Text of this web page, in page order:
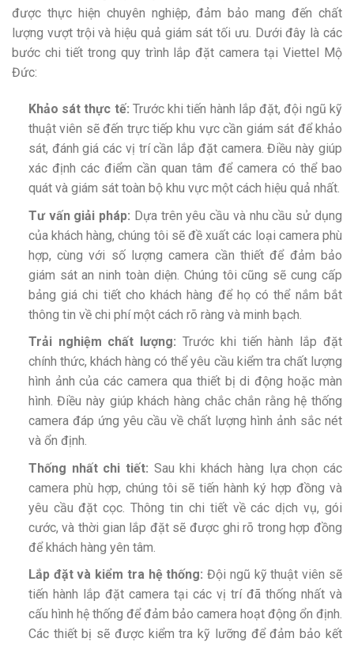
được thực hiện chuyên nghiệp, đảm bảo mang đến chất
lượng vượt trội và hiệu quả giám sát tối ưu. Dưới đây là các
bước chi tiết trong quy trình lắp đặt camera tại Viettel Mộ
Đức:
Khảo sát thực tế: Trước khi tiến hành lắp đặt, đội ngũ kỹ
thuật viên sẽ đến trực tiếp khu vực cần giám sát để khảo
sát, đánh giá các vị trí cần lắp đặt camera. Điều này giúp
xác định các điểm cần quan tâm để camera có thể bao
quát và giám sát toàn bộ khu vực một cách hiệu quả nhất.
Tư vấn giải pháp: Dựa trên yêu cầu và nhu cầu sử dụng
của khách hàng, chúng tôi sẽ đề xuất các loại camera phù
hợp, cùng với số lượng camera cần thiết để đảm bảo
giám sát an ninh toàn diện. Chúng tôi cũng sẽ cung cấp
bảng giá chi tiết cho khách hàng để họ có thể nắm bắt
thông tin về chi phí một cách rõ ràng và minh bạch.
Trải nghiệm chất lượng: Trước khi tiến hành lắp đặt
chính thức, khách hàng có thể yêu cầu kiểm tra chất lượng
hình ảnh của các camera qua thiết bị di động hoặc màn
hình. Điều này giúp khách hàng chắc chắn rằng hệ thống
camera đáp ứng yêu cầu về chất lượng hình ảnh sắc nét
và ổn định.
Thống nhất chi tiết: Sau khi khách hàng lựa chọn các
camera phù hợp, chúng tôi sẽ tiến hành ký hợp đồng và
yêu cầu đặt cọc. Thông tin chi tiết về các dịch vụ, gói
cước, và thời gian lắp đặt sẽ được ghi rõ trong hợp đồng
để khách hàng yên tâm.
Lắp đặt và kiểm tra hệ thống:Đội ngũ kỹ thuật viên sẽ
tiến hành lắp đặt camera tại các vị trí đã thống nhất và
cấu hình hệ thống để đảm bảo camera hoạt động ổn định.
Các thiết bị sẽ được kiểm tra kỹ lưỡng để đảm bảo kết